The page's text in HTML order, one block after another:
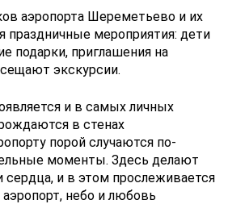
аэропорта Шереметьево и их
праздничные мероприятия: дети
подарки, приглашения на
экскурсии.
и в самых личных
в стенах
порой случаются по-
моменты. Здесь делают
сердца, и в этом прослеживается
небо и любовь